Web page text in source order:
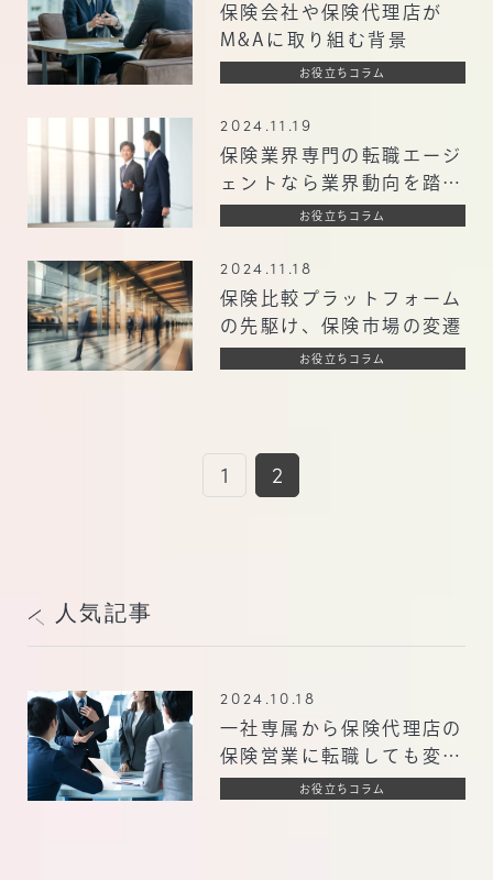
お役立ちコラム
保険会社や保険代理店が
M&Aに取り組む背景
お役立ちコラム
保険業界専門の転職エージ
ェントなら業界動向を踏ま
えた転職が可能に
2024.11.19
お役立ちコラム
保険比較プラットフォーム
の先駆け、保険市場の変遷
2024.11.18
1 2
人気記事
お役立ちコラム
一社専属から保険代理店の
保険営業に転職しても変わ
らないこと３選
2024.10.18